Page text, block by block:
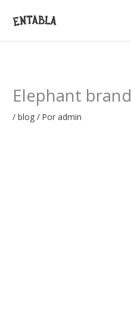
Elephant brand
/blog / Por admin